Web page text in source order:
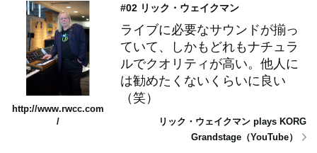
http://www.rwcc.com
/
#02 リック・ウェイクマン
ライブに必要なサウンドが揃っ
ていて、しかもどれもナチュラ
ルでクオリティが高い。他人に
は勧めたくないくらいに良い
（笑）
リック・ウェイクマン plays KORG
Grandstage（YouTube）